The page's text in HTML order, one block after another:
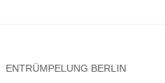
ENTRÜMPELUNG BERLIN